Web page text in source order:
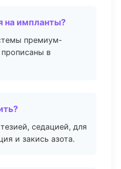
на импланты?
премиум-
прописаны в
седацией, для
и закись азота.